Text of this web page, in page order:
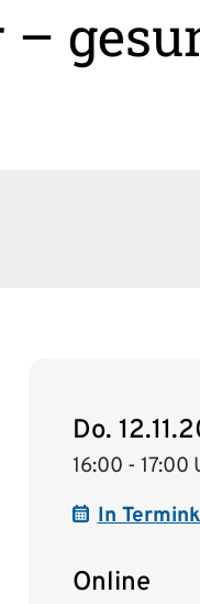
Do.
16:00 - 17:00
In
Online